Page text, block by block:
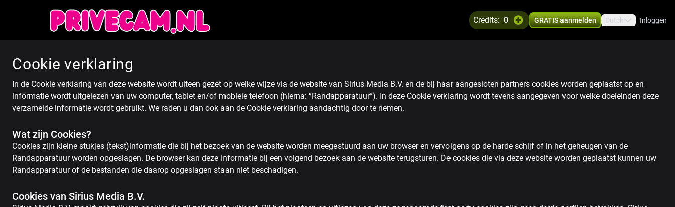
credits: 0 GRATIS aanmelden Dutch Inloggen
Cookie verklaring
In de Cookie verklaring van deze website wordt uiteen gezet op welke wijze via de website van Sirius Media B.V. en de bij haar aangesloten partners cookies worden geplaatst op en
informatie wordt uitgelezen van uw computer, tablet en/of mobiele telefoon (hierna: “Randapparatuur”). In deze Cookie verklaring wordt tevens aangegeven voor welke doeleinden deze
verzamelde informatie wordt gebruikt. We raden u dan ook aan de Cookie verklaring aandachtig door te nemen.
Wat zijn Cookies?
Cookies zijn kleine stukjes (tekst)informatie die bij het bezoek van de website worden meegestuurd aan uw browser en vervolgens op de harde schijf of in het geheugen van de
Randapparatuur worden opgeslagen. De browser kan deze informatie bij een volgend bezoek aan de website terugsturen. De cookies die via deze website worden geplaatst kunnen uw
Randapparatuur of de bestanden die daarop opgeslagen staan niet beschadigen.
Cookies van Sirius Media B.V.